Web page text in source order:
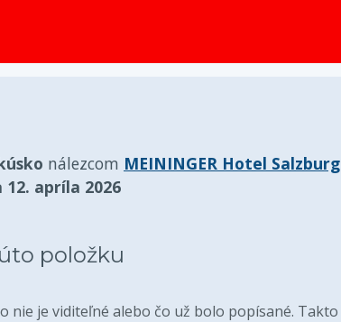
nálezcom MEININGER Hotel Salzburg
12. apríla 2026
položku
nie je viditeľné alebo čo už bolo popísané. Takto